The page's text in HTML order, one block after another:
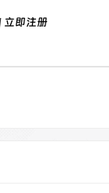
立即注册